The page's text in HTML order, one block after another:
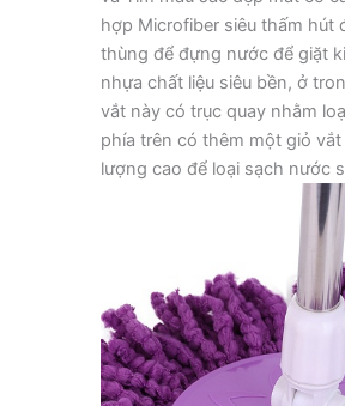
hợp Microfiber siêu thấm hút
thùng để đựng nước để giặt
nhựa chất liệu siêu bền, ở
vắt này có trục quay nhằm
phía trên có thêm một giỏ
lượng cao để loại sạch nước